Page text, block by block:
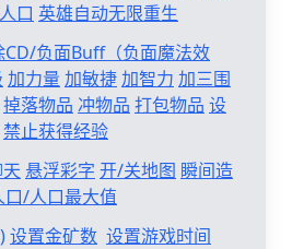
口 英雄自动无限重生
负面Buff（负面魔法效
加力量 加敏捷加智力 加三围
掉落物品 冲物品 打包物品 设
禁止获得经验
悬浮彩字 开/关地图 瞬间造
口/人口最大值
设置金矿数 设置游戏时间